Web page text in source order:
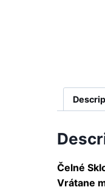
Čelné
Vrátane